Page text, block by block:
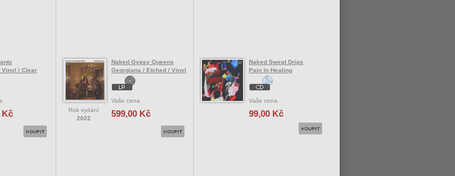
Vinyl / Clear
Kč
Rok vydání
2022
Naked Gypsy Queens
Georgiana / Etched / Vinyl
Vaše cena
599,00 Kč
Naked Sweat Drips
Pain In Healing
Vaše cena
99,00 Kč